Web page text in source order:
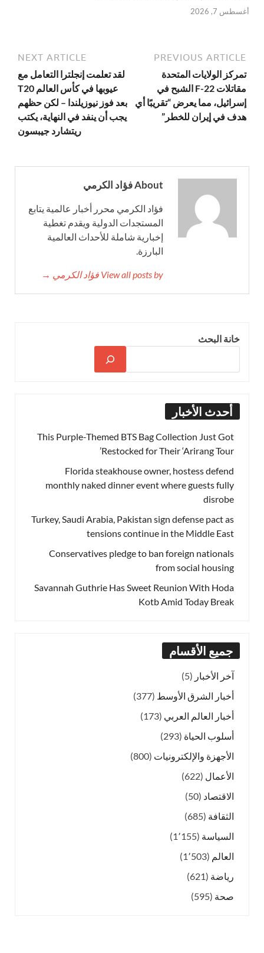
أغسطس 7, 2026
PREVIOUS ARTICLE
تمركز الولايات المتحدة
مقاتلات F-22 الشبح في
إسرائيل، مما يعرض “تقريبًا أي
هدف في إيران للخطر”
NEXT ARTICLE
لقد تعلمت إنجلترا التعامل مع
عيوبها في كأس العالم T20
بعد فوز نيوزيلندا – لكن حظهم
يجب أن ينفد في النهاية، يكتب
ريتشارد جيبسون
About فؤاد الكرمي
فؤاد الكرمي محرر أخبار عالمية يتابع
المستجدات الدولية ويقدم تغطية
إخبارية شاملة للأحداث العالمية
البارزة.
View all posts by فؤاد الكرمي →
خانة البحث
أحدث الأخبار
This Purple-Themed BTS Bag Collection Just Got
Restocked for Their ‘Arirang Tour’
Florida steakhouse owner, hostess defend
monthly naked dinner event where guests fully
disrobe
Turkey, Saudi Arabia, Pakistan sign defense pact as
tensions continue in the Middle East
Conservatives pledge to ban foreign nationals
from social housing
Savannah Guthrie Has Sweet Reunion With Hoda
Kotb Amid Today Break
جميع الأقسام
آخر الأخبار (5)
أخبار الشرق الأوسط (377)
أخبار العالم العربي (173)
أسلوب الحياة (293)
الأجهزة والإلكترونيات (800)
الأعمال (622)
الاقتصاد (50)
الثقافة (685)
السياسة (1٬155)
العالم (1٬503)
رياضة (621)
صحة (595)